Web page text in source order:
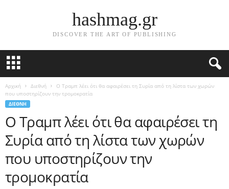
hashmag.gr
DISCOVER THE ART OF PUBLISHING
Αρχική Διεθνή
Ο Τραμπ λέει ότι θα αφαιρέσει τη Συρία από τη λίστα των χωρών
που υποστηρίζουν την τρομοκρατία
ΔΙΕΘΝΉ
Ο Τραμπ λέει ότι θα αφαιρέσει τη
Συρία από τη λίστα των χωρών
που υποστηρίζουν την
τρομοκρατία